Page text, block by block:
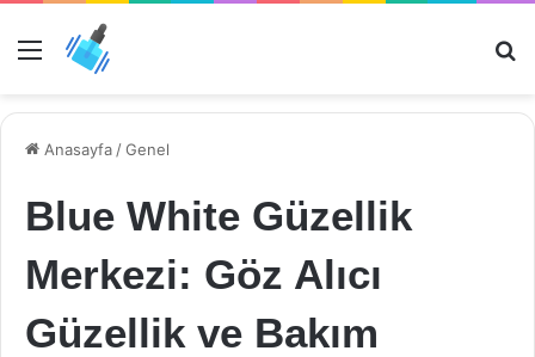
Menü
Anasayfa /Genel
Blue White Güzellik
Merkezi: Göz Alıcı
Güzellik ve Bakım